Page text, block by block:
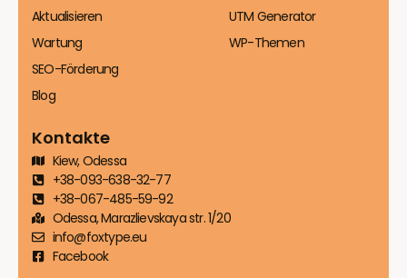
Aktualisieren
Wartung
SEO-Förderung
Blog
UTM Generator
WP-Themen
Kontakte
Kiew, Odessa
+38-093-638-32-77
+38-067-485-59-92
Odessa, Marazlievskaya str. 1/20
info@foxtype.eu
Facebook